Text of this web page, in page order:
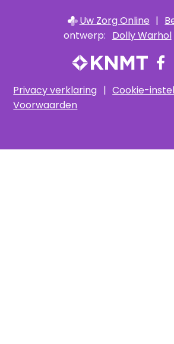
Uw Zorg Online |
ontwerp: Dolly Warhol
Privacy verklaring | Cookie-
Voorwaarden